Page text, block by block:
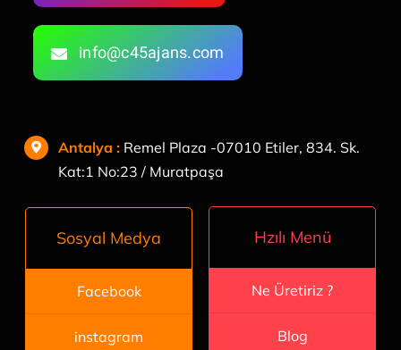
info@c45ajans.com
Sosyal Medya
Facebook
instagram
Hzılı Menü
Ne Üretiriz ?
Blog
Antalya : Remel Plaza -07010 Etiler, 834. Sk.
Kat:1 No:23 / Muratpaşa